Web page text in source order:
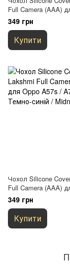
Full Camera (AAA)
A57s / A77s
Sand
349 грн
Купити
Чохол Silicone
Full Camera (AAA)
A57s / A77s Темно-
Midnight blue
349 грн
Купити